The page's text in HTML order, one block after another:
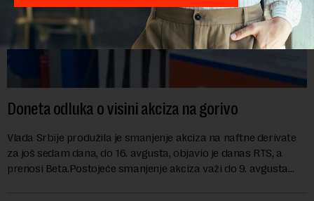
Doneta odluka o visini akciza na gorivo
Vlada Srbije produžila je smanjenje akciza na naftne derivate
za još sedam dana, do 16. avgusta, objavio je danas RTS, a
prenosi Beta.Postojeće smanjenje akciza važi do 9. avgusta